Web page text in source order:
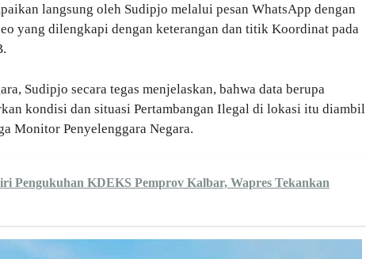
langsung oleh Sudipjo melalui pesan WhatsApp dengan
yang dilengkapi dengan keterangan dan titik Koordinat pada
Sudipjo secara tegas menjelaskan, bahwa data berupa
kondisi dan situasi Pertambangan Ilegal di lokasi itu diambil
Monitor Penyelenggara Negara.
Pengukuhan KDEKS Pemprov Kalbar, Wapres Tekankan